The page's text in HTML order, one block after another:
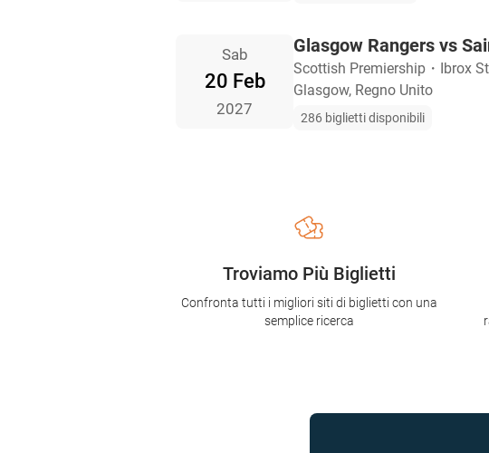
Sab
20 Feb
2027
Glasgow Rangers vs
Scottish Premiership ・
Ibrox
Glasgow, Regno Unito
286 biglietti disponibili
Troviamo Più Biglietti
Confronta tutti i migliori siti di biglietti con una
semplice ricerca